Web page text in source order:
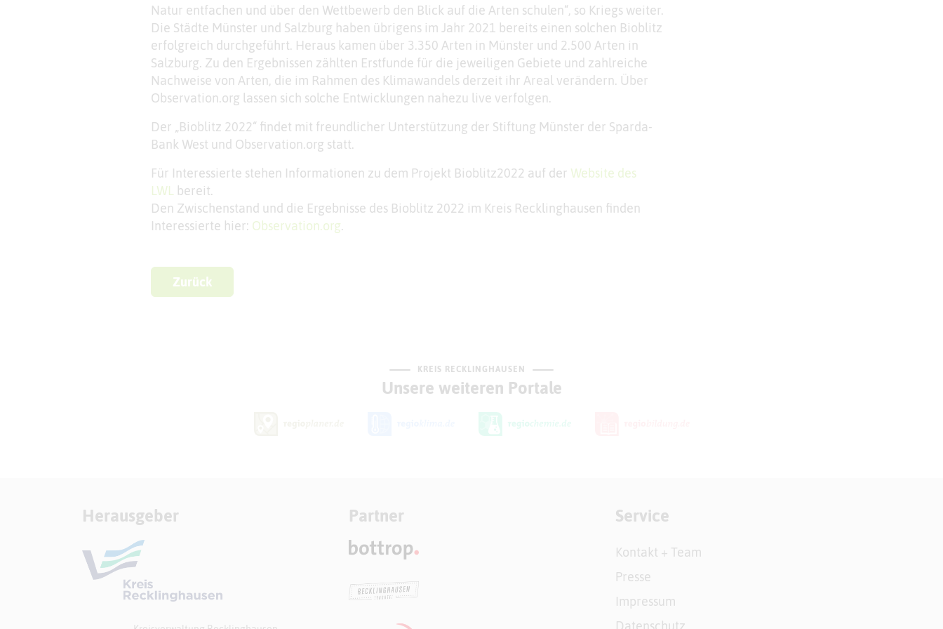
Natur entfachen und über den Wettbewerb den Blick auf die Arten schulen“, so Kriegs weiter.
Die Städte Münster und Salzburg haben übrigens im Jahr 2021 bereits einen solchen Bioblitz
erfolgreich durchgeführt. Heraus kamen über 3.350 Arten in Münster und 2.500 Arten in
Salzburg. Zu den Ergebnissen zählten Erstfunde für die jeweiligen Gebiete und zahlreiche
Nachweise von Arten, die im Rahmen des Klimawandels derzeit ihr Areal verändern. Über
Observation.org lassen sich solche Entwicklungen nahezu live verfolgen.
Der „Bioblitz 2022“ findet mit freundlicher Unterstützung der Stiftung Münster der Sparda-
Bank West und Observation.org statt.
Für Interessierte stehen Informationen zu dem Projekt Bioblitz2022 auf der Website des
LWL
bereit.
Den Zwischenstand und die Ergebnisse des Bioblitz 2022 im Kreis Recklinghausen finden
Interessierte hier: Observation.org.
Zurück
KREIS RECKLINGHAUSEN
Unsere weiteren Portale
Herausgeber Partner Service
Kontakt + Team
Presse
Impressum
Datenschutz